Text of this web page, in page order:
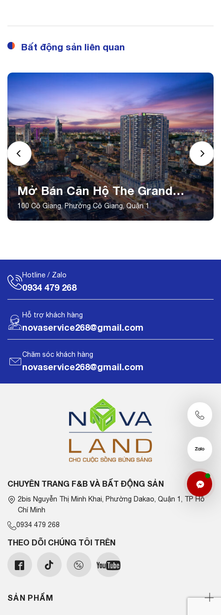
Bất động sản liên quan
Mở Bán Căn Hộ The Grand
Manhattan Tháng 8 2026
100 Cô Giang, Phường Cô Giang, Quận 1
Hotline / Zalo
0934 479 268
Hỗ trợ khách hàng
novaservice268@gmail.com
Chăm sóc khách hàng
novaservice268@gmail.com
CHUYÊN TRANG F&B VÀ BẤT ĐỘNG SẢN
2bis Nguyễn Thị Minh Khai, Phường Dakao, Quận 1, TP Hồ
Chí Minh
0934 479 268
THEO DÕI CHÚNG TÔI TRÊN
SẢN PHẨM